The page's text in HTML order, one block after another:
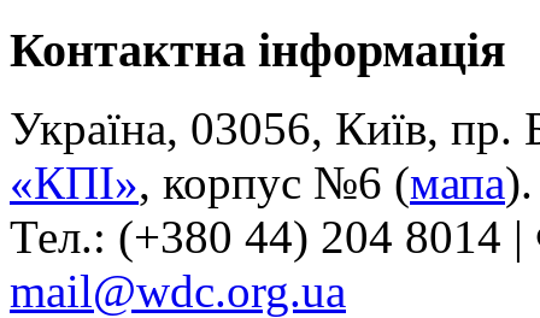
Контактна інформація
Україна, 03056, Київ, пр.
«КПІ», корпус №6 (мапа).
Тел.: (+380 44) 204 8014
mail@wdc.org.ua